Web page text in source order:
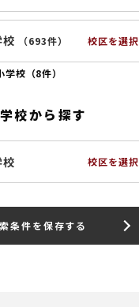
（693件） 校区を選択
学校（8件）
校から探す
校 校区を選択
条件を保存する